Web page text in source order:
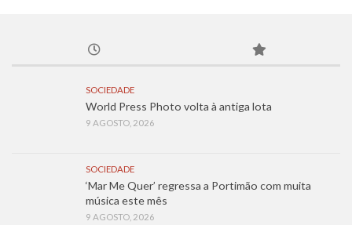
SOCIEDADE
World Press Photo volta à antiga lota
9 AGOSTO, 2026
SOCIEDADE
‘Mar Me Quer’ regressa a Portimão com muita
música este mês
9 AGOSTO, 2026